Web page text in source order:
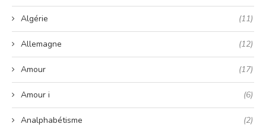
Algérie (11)
Allemagne (12)
Amour (17)
Amour i (6)
Analphabétisme (2)